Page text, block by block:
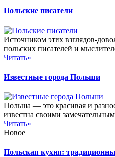
Польские писатели
Источником этих взглядов-
польских писателей и
Читать»
Известные города Польши
Польша — это красивая и
известна своими
Читать»
Новое
Польская кухня: